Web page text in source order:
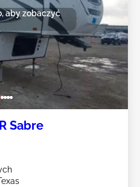
aby zobaczyć
Sabre